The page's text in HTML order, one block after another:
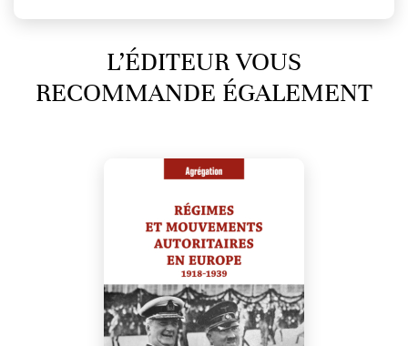
L’ÉDITEUR VOUS
RECOMMANDE ÉGALEMENT